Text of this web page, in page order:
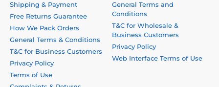
Shipping & Payment
Free Returns Guarantee
How We Pack Orders
General Terms & Conditions
T&C for Business Customers
Privacy Policy
Terms of Use
General Terms and
Conditions
T&C for Wholesale &
Business Customers
Privacy Policy
Web Interface Terms of Use